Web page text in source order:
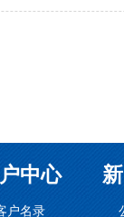
中心
户名录